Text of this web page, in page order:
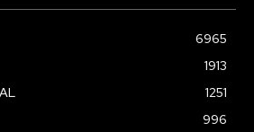
6965
1913
1251
996